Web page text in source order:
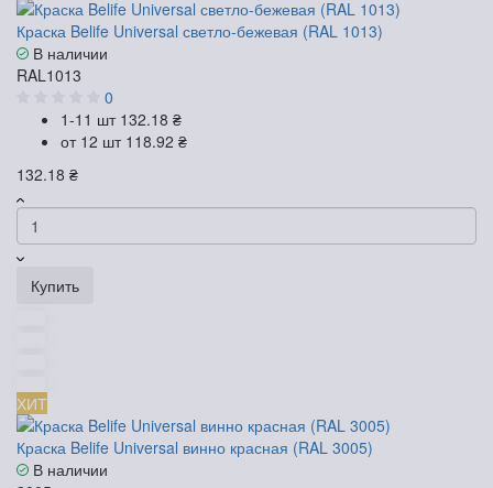
Краска Belife Universal светло-бежевая (RAL 1013)
В наличии
RAL1013
0
1-11 шт 132.18 ₴
от 12 шт 118.92 ₴
132.18 ₴
Купить
ХИТ
Краска Belife Universal винно красная (RAL 3005)
В наличии